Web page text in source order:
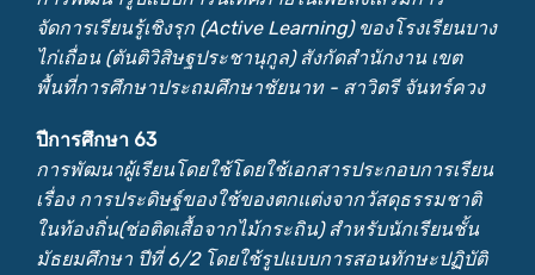
จัดการเรียนรู้เชิงรุก (Active Learning) ของโรงเรียนบาง
ไก่เถื่อน (ตันติวิสิษฐประชานุกูล) สังกัดสำนักงาน เขต
พื้นที่การศึกษาประถมศึกษาชัยนาท - สาวิตรี จันทร์ควง
ปีการศึกษา 63
การพัฒนาผู้เรียนโดยใช้โดยใช้เอกสารประกอบการเรียน
เรื่อง การประดิษฐ์ของใช้ของตกแต่งจากวัสดุธรรมชาติ
ในท้องถิ่น(ช่อติดเสื้อจากไม้กระถิน) สำหรับนักเรียนชั้น
มัธยมศึกษา ปีที่ 6/2 โดยใช้รูปแบบการสอนทักษะปฏิบัติ